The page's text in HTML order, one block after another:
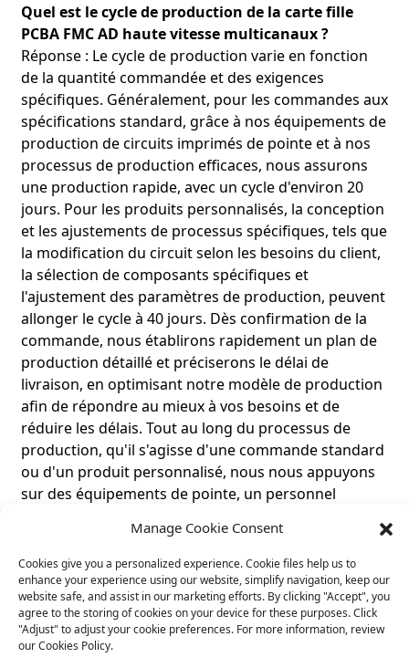
Quel est le cycle de production de la carte fille
PCBA FMC AD haute vitesse multicanaux ?
Réponse : Le cycle de production varie en fonction
de la quantité commandée et des exigences
spécifiques. Généralement, pour les commandes aux
spécifications standard, grâce à nos équipements de
production de circuits imprimés de pointe et à nos
processus de production efficaces, nous assurons
une production rapide, avec un cycle d'environ 20
jours. Pour les produits personnalisés, la conception
et les ajustements de processus spécifiques, tels que
la modification du circuit selon les besoins du client,
la sélection de composants spécifiques et
l'ajustement des paramètres de production, peuvent
allonger le cycle à 40 jours. Dès confirmation de la
commande, nous établirons rapidement un plan de
production détaillé et préciserons le délai de
livraison, en optimisant notre modèle de production
afin de répondre au mieux à vos besoins et de
réduire les délais. Tout au long du processus de
production, qu'il s'agisse d'une commande standard
ou d'un produit personnalisé, nous nous appuyons
sur des équipements de pointe, un personnel
imprimés performant pour garantir une livraison
dans les délais.
Le produit prend-il en charge la conception
personnalisée ?
Réponse : Bien sûr. Notre équipe R&D
Manage Cookie Consent
Cookies give you a personalized experience. Cookie files help us to
enhance your experience using our website, simplify navigation, keep our
website safe, and assist in our marketing efforts. By clicking "Accept", you
agree to the storing of cookies on your device for these purposes. Click
"Adjust" to adjust your cookie preferences. For more information, review
our Cookies Policy.